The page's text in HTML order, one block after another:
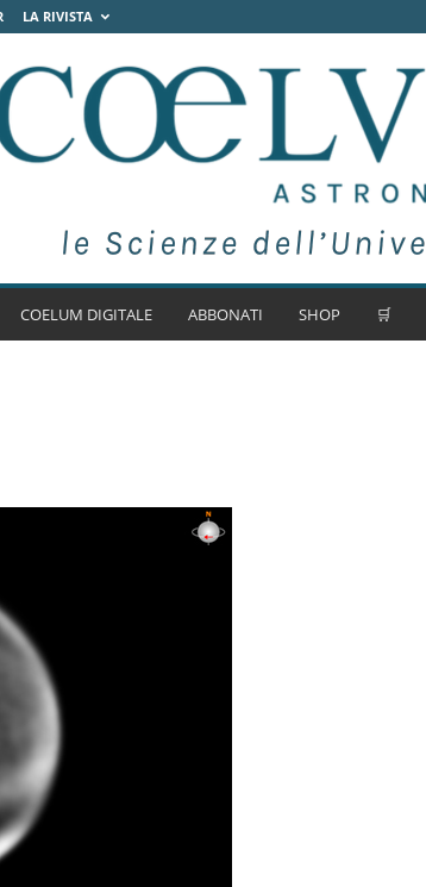
LA RIVISTA
COELUM DIGITALE ABBONATI SHOP 🛒